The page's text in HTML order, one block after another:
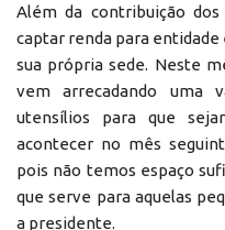
Além da contribuição dos
captar renda para
sua própria sede. Neste
vem arrecadando uma
utensílios para que
acontecer no mês
pois não temos espaço
que serve para aquelas
a presidente.